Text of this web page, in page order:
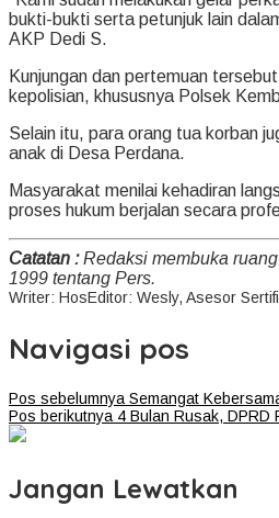
bukti-bukti serta petunjuk lain
AKP Dedi S.
Kunjungan dan pertemuan
kepolisian, khususnya Polsek
Selain itu, para orang tua korban
anak di Desa Perdana.
Masyarakat menilai kehadiran
proses hukum berjalan secara
Catatan :Redaksi membuka
1999 tentang Pers.
Writer: HosEditor: Wesly, Asesor
Navigasi pos
Pos sebelumnyaSemangat
Pos berikutnya4 Bulan Rusak, DPRD
Jangan Lewatkan